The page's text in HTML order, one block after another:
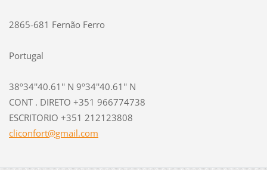
2865-681 Fernão Ferro
Portugal
38º34''40.61'' N 9º34''40.61'' N
CONT . DIRETO +351 966774738
ESCRITORIO +351 212123808
cliconfort@gmail.com